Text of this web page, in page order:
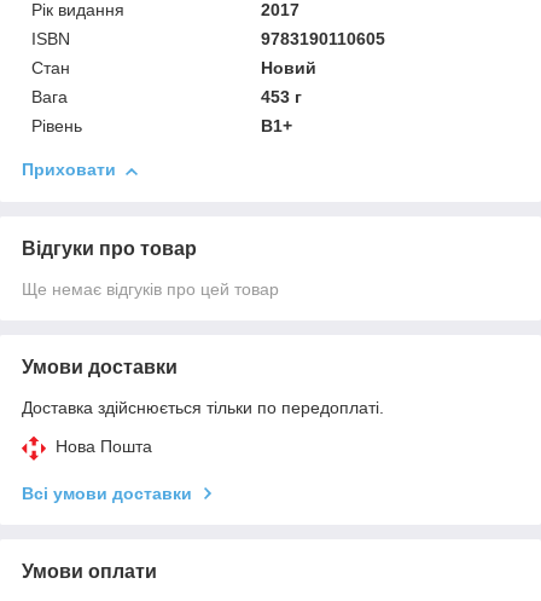
Рік видання
2017
ISBN
9783190110605
Стан
Новий
Вага
453 г
Рівень
B1+
Приховати
Відгуки про товар
Ще немає відгуків про цей товар
Умови доставки
Доставка здійснюється тільки по передоплаті.
Нова Пошта
Всі умови доставки
Умови оплати